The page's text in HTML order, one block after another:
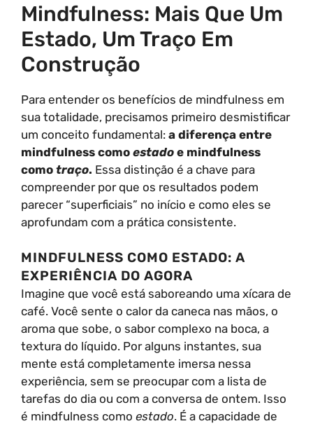
Mindfulness: Mais Que Um
Estado, Um Traço Em
Construção
Para entender os benefícios de mindfulness em
sua totalidade, precisamos primeiro desmistificar
um conceito fundamental: a diferença entre
mindfulness como estado e mindfulness
como traço. Essa distinção é a chave para
compreender por que os resultados podem
parecer “superficiais” no início e como eles se
aprofundam com a prática consistente.
MINDFULNESS COMO ESTADO: A
EXPERIÊNCIA DO AGORA
Imagine que você está saboreando uma xícara de
café. Você sente o calor da caneca nas mãos, o
aroma que sobe, o sabor complexo na boca, a
textura do líquido. Por alguns instantes, sua
mente está completamente imersa nessa
experiência, sem se preocupar com a lista de
tarefas do dia ou com a conversa de ontem. Isso
é mindfulness como estado. É a capacidade de